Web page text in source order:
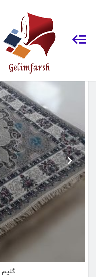
محصولات برچسب